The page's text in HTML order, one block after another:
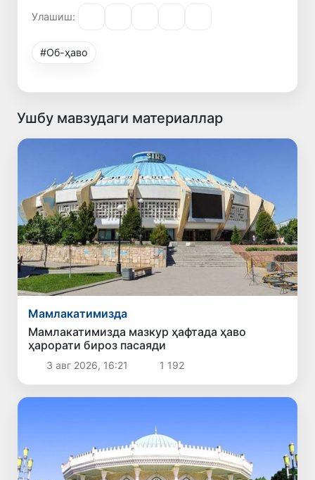
Улашиш:
#Об-ҳаво
Ушбу мавзудаги материаллар
Мамлакатимизда
Мамлакатимизда мазкур ҳафтада ҳаво
ҳарорати бироз пасаяди
3 авг 2026, 16:21 1 192